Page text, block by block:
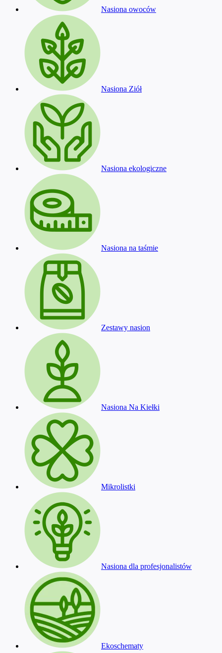
Nasiona owoców
Nasiona Ziół
Nasiona ekologiczne
Nasiona na taśmie
Zestawy nasion
Nasiona Na Kiełki
Mikrolistki
Nasiona dla profesjonalistów
Ekoschematy